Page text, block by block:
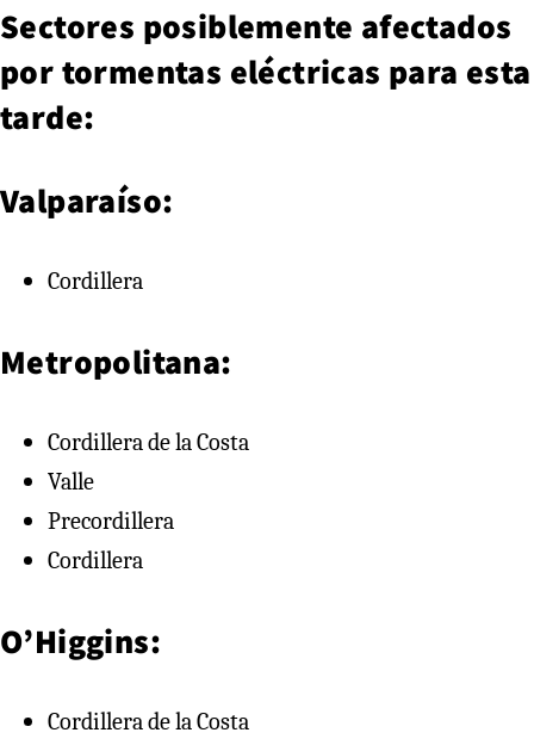
Sectores posiblemente afectados
por tormentas eléctricas para esta
tarde:
Valparaíso:
Cordillera
Metropolitana:
Cordillera de la Costa
Valle
Precordillera
Cordillera
O’Higgins:
Cordillera de la Costa